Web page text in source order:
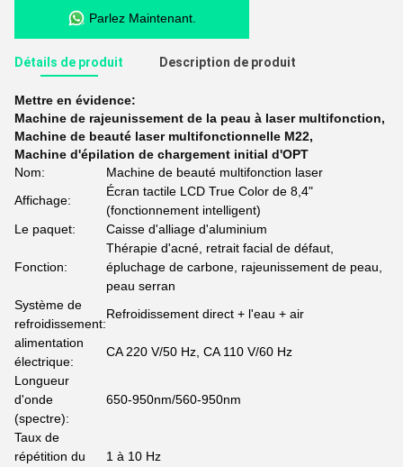
Parlez Maintenant.
Détails de produit Description de produit
Mettre en évidence:
Machine de rajeunissement de la peau à laser multifonction,
Machine de beauté laser multifonctionnelle M22,
Machine d'épilation de chargement initial d'OPT
Nom:
Machine de beauté multifonction laser
Affichage:
Écran tactile LCD True Color de 8,4"
(fonctionnement intelligent)
Le paquet:
Caisse d'alliage d'aluminium
Fonction:
Thérapie d'acné, retrait facial de défaut,
épluchage de carbone, rajeunissement de peau,
peau serran
Système de
refroidissement:
Refroidissement direct + l'eau + air
alimentation
électrique:
CA 220 V/50 Hz, CA 110 V/60 Hz
Longueur
d'onde
(spectre):
650-950nm/560-950nm
Taux de
répétition du
1 à 10 Hz